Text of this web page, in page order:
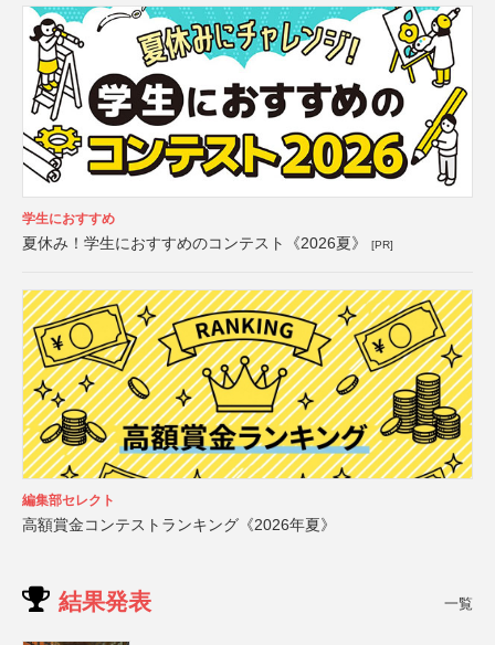
学生におすすめ
夏休み！学生におすすめのコンテスト《2026夏》 [PR]
編集部セレクト
高額賞金コンテストランキング《2026年夏》
結果発表 一覧